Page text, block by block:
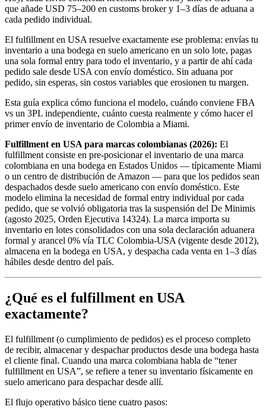
que añade USD 75–200 en customs broker y 1–3 días de aduana a
cada pedido individual.
El fulfillment en USA resuelve exactamente ese problema: envías tu
inventario a una bodega en suelo americano en un solo lote, pagas
una sola formal entry para todo el inventario, y a partir de ahí cada
pedido sale desde USA con envío doméstico. Sin aduana por
pedido, sin esperas, sin costos variables que erosionen tu margen.
Esta guía explica cómo funciona el modelo, cuándo conviene FBA
vs un 3PL independiente, cuánto cuesta realmente y cómo hacer el
primer envío de inventario de Colombia a Miami.
Fulfillment en USA para marcas colombianas (2026): El
fulfillment consiste en pre-posicionar el inventario de una marca
colombiana en una bodega en Estados Unidos — típicamente Miami
o un centro de distribución de Amazon — para que los pedidos sean
despachados desde suelo americano con envío doméstico. Este
modelo elimina la necesidad de formal entry individual por cada
pedido, que se volvió obligatoria tras la suspensión del De Minimis
(agosto 2025, Orden Ejecutiva 14324). La marca importa su
inventario en lotes consolidados con una sola declaración aduanera
formal y arancel 0% vía TLC Colombia-USA (vigente desde 2012),
almacena en la bodega en USA, y despacha cada venta en 1–3 días
hábiles desde dentro del país.
¿Qué es el fulfillment en USA
exactamente?
El fulfillment (o cumplimiento de pedidos) es el proceso completo
de recibir, almacenar y despachar productos desde una bodega hasta
el cliente final. Cuando una marca colombiana habla de “tener
fulfillment en USA”, se refiere a tener su inventario físicamente en
suelo americano para despachar desde allí.
El flujo operativo básico tiene cuatro pasos: